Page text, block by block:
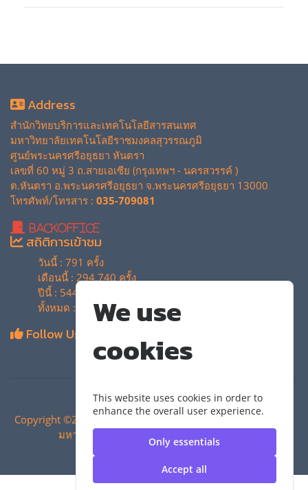
We use
cookies
This website uses cookies in order to
enhance the overall user experience.
Only essentials
Accept all
Address
สำนักวิทยบริการและเทคโนโลยีสารสนเทศ
มหาวิทยาลัยเทคโนโลยีราชมงคลสุวรรณภูมิ
ศูนย์พระนครศรีอยุธยา หันตรา
เลขที่ 60 หมู่ 3 ถ.สายเอเซีย (กรุงเทพฯ - นครสวรรค์ )
ต.หันตรา อ.พระนครศรีอยุธยา จ.พระนครศรีอยุธยา 13000
โทรศัพท์/โทรสาร : 035-709081
BackOffice
สถิติการเข้าชม
วันนี้ : 791 ครั้ง
เดือนนี้ : 294,740 ครั้ง
ปีนี้ : 544,916 ครั้ง
ทั้งหมด : 4,135,866 ครั้ง
Follow Us
Copyright ©2024 สำนักวิทยบริการและเทคโนโลยีสารสนเทศ |
มหาวิทยาลัยเทคโนโลยีราชมงคลสุวรรณภูมิ